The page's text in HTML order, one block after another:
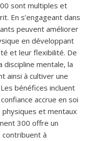
sont multiples et
En s’engageant dans
peuvent améliorer
en développant
et leur flexibilité. De
discipline mentale, la
ainsi à cultiver une
bénéfices incluent
accrue en soi
et mentaux
300 offre un
contribuent à